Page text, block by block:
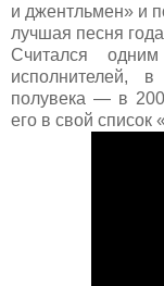
и джентльмен» и
лучшая песня
Считался
исполнителей,
полувека — в
его в свой список